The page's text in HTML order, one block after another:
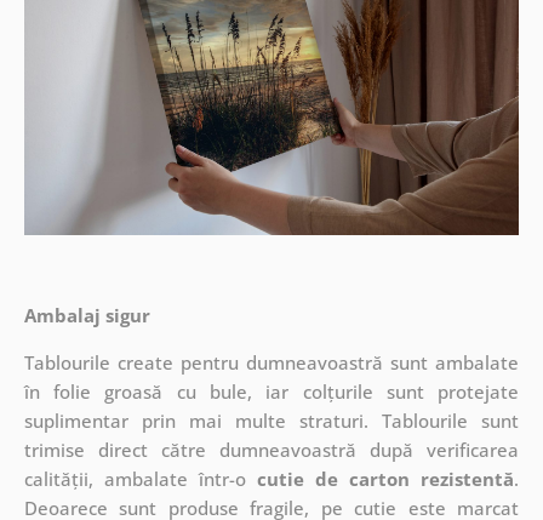
Ambalaj sigur
Tablourile create pentru dumneavoastră sunt ambalate
în folie groasă cu bule, iar colțurile sunt protejate
suplimentar prin mai multe straturi.Tablourile sunt
trimise direct către dumneavoastră după verificarea
calității, ambalate într-o cutie de carton rezistentă.
Deoarece sunt produse fragile, pe cutie este marcat